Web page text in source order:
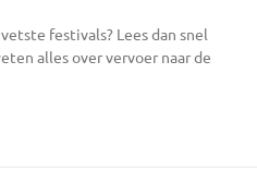
festivals? Lees dan snel
alles over vervoer naar de